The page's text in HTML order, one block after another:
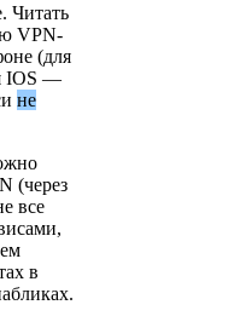
Читать
VPN-
(для
IOS —
не
(через
все
в